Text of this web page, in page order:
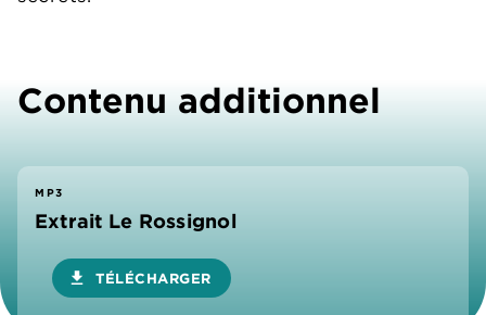
Contenu additionnel
MP3
Extrait Le Rossignol
download TÉLÉCHARGER